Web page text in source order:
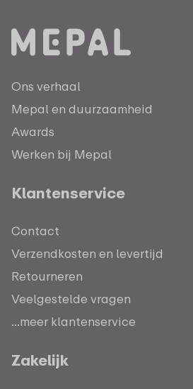
Ons verhaal
Mepal en duurzaamheid
Awards
Werken bij Mepal
Klantenservice
Contact
Verzendkosten en levertijd
Retourneren
Veelgestelde vragen
...meer klantenservice
Zakelijk